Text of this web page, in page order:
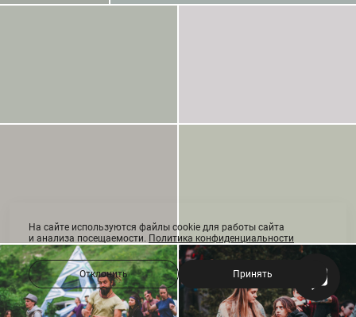
На сайте используются файлы cookie для работы сайта
и анализа посещаемости. Политика конфиденциальности
Отклонить Принять